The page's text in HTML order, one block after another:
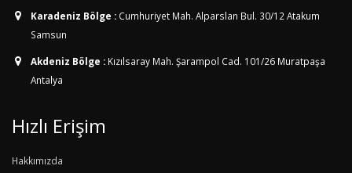
Karadeniz Bölge : Cumhuriyet Mah. Alparslan Bul. 30/12 Atakum
Samsun
Akdeniz Bölge : Kızılsaray Mah. Şarampol Cad. 101/26 Muratpaşa
Antalya
Hızlı Erişim
Hakkımızda